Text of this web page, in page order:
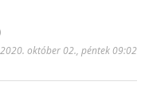
október 02., péntek 09:02